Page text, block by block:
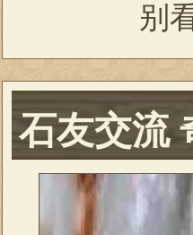
别
石友交流